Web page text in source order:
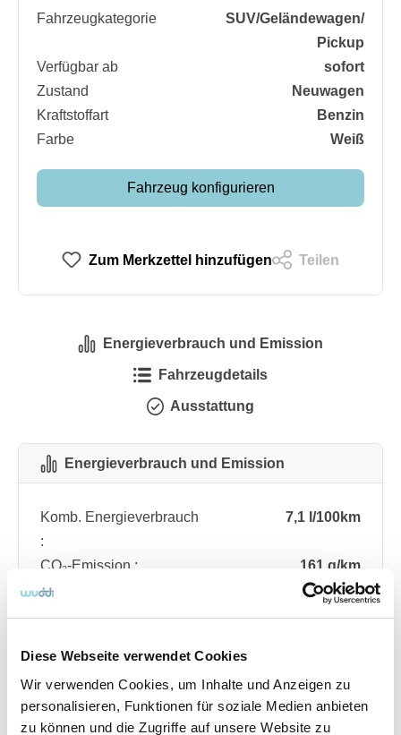
Diese Webseite verwendet Cookies
Wir verwenden Cookies, um Inhalte und Anzeigen zu
personalisieren, Funktionen für soziale Medien anbieten
zu können und die Zugriffe auf unsere Website zu
Fahrzeugkategorie
SUV/​Geländewagen/​
Pickup
Verfügbar ab
sofort
Zustand
Neuwagen
Kraftstoffart
Benzin
Farbe
Weiß
Fahrzeug konfigurieren
Zum Merkzettel hinzufügen Teilen
Energieverbrauch und Emission
Fahrzeugdetails
Ausstattung
Energieverbrauch und Emission
Komb. Energieverbrauch
:
7,1 l/100km
CO₂-Emission :
161 g/km
CO₂-Klasse :
F
Angebotsnummer ABO76.186